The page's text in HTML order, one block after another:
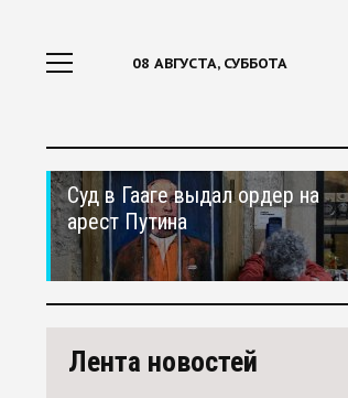
08 АВГУСТА, СУББОТА
Суд в Гааге выдал ордер на
арест Путина
Лента новостей